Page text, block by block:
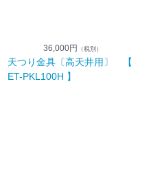
36,000円 （税別）
天つり金具〔高天井用〕 【
ET-PKL100H 】